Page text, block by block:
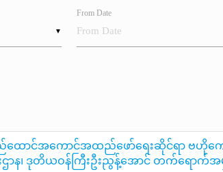
▼
From Date
တည်ထောင်အကောင်အထည်ဖော်ရေးဆိုင်ရာ ဗ
ာန၊ ဒုတိယဝန်ကြီးဦးညွန့်အောင် တက်ရောက်အမှ